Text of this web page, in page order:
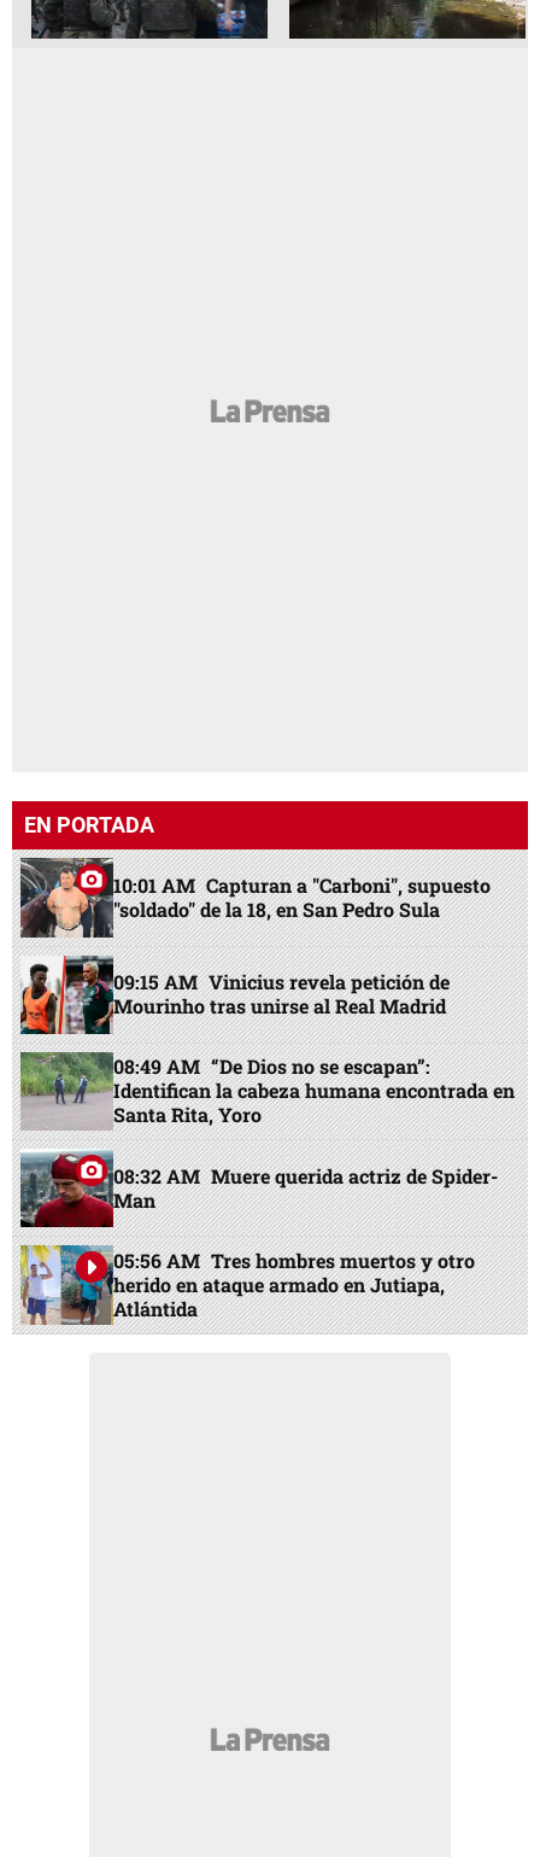
EN PORTADA
10:01 AM Capturan a "Carboni", supuesto
"soldado" de la 18, en San Pedro Sula
09:15 AM Vinicius revela petición de
Mourinho tras unirse al Real Madrid
08:49 AM “De Dios no se escapan”:
Identifican la cabeza humana encontrada en
Santa Rita, Yoro
08:32 AM Muere querida actriz de Spider-
Man
05:56 AM Tres hombres muertos y otro
herido en ataque armado en Jutiapa,
Atlántida